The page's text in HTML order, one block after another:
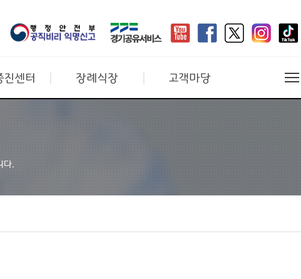
진센터 장례식장 고객마당
다.